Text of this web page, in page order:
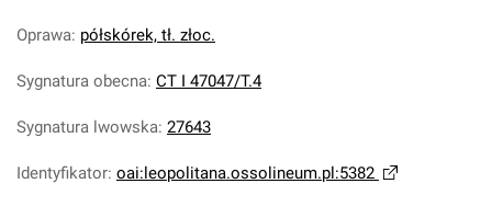
Oprawa: półskórek, tł. złoc.
Sygnatura obecna: CT I 47047/T.4
Sygnatura lwowska: 27643
Identyfikator: oai:leopolitana.ossolineum.pl:5382